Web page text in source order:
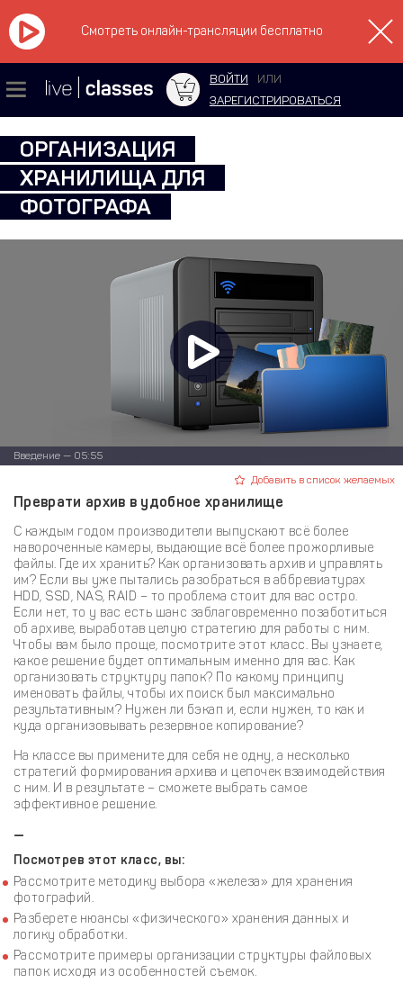
Смотреть онлайн-трансляции бесплатно
ВОЙТИ
ИЛИ
ЗАРЕГИСТРИРОВАТЬСЯ
ОРГАНИЗАЦИЯ
ХРАНИЛИЩА ДЛЯ
ФОТОГРАФА
Введение — 05:55
Добавить в список желаемых
Преврати архив в удобное хранилище
С каждым годом производители выпускают всё более
навороченные камеры, выдающие всё более прожорливые
файлы. Где их хранить? Как организовать архив и управлять
им? Если вы уже пытались разобраться в аббревиатурах
HDD, SSD, NAS, RAID – то проблема стоит для вас остро.
Если нет, то у вас есть шанс заблаговременно позаботиться
об архиве, выработав целую стратегию для работы с ним.
Чтобы вам было проще, посмотрите этот класс. Вы узнаете,
какое решение будет оптимальным именно для вас. Как
организовать структуру папок? По какому принципу
именовать файлы, чтобы их поиск был максимально
результативным? Нужен ли бэкап и, если нужен, то как и
куда организовывать резервное копирование?
На классе вы примените для себя не одну, а несколько
стратегий формирования архива и цепочек взаимодействия
с ним. И в результате – сможете выбрать самое
эффективное решение.
—
Посмотрев этот класс, вы:
Рассмотрите методику выбора «железа» для хранения
фотографий.
Разберете нюансы «физического» хранения данных и
логику обработки.
Рассмотрите примеры организации структуры файловых
папок исходя из особенностей съемок.